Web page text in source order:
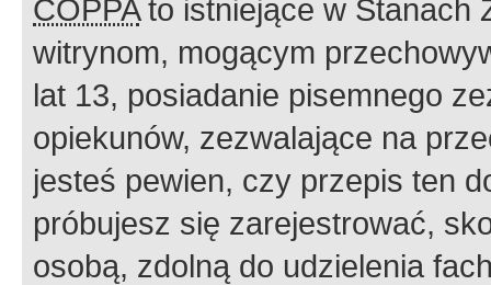
COPPAto istniejące w Stanach
witrynom, mogącym
lat 13, posiadanie pisemnego
opiekunów, zezwalające na
jesteś pewien, czy przepis ten
próbujesz się zarejestrować,
osobą, zdolną do udzielenia